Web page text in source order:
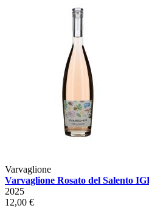
Varvaglione
Varvaglione Rosato del Salento
2025
12,00 €